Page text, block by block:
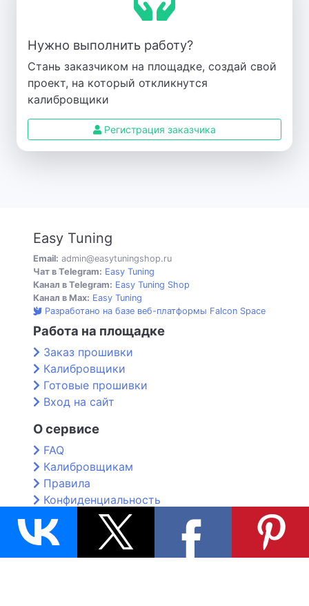
Нужно выполнить работу?
Стань заказчиком на площадке, создай свой
проект, на который откликнутся
калибровщики
Регистрация заказчика
Easy Tuning
Email: admin@easytuningshop.ru
Чат в Telegram: Easy Tuning
Канал в Telegram: Easy Tuning Shop
Канал в Max: Easy Tuning
Разработано на базе веб-платформы Falcon Space
Работа на площадке
Заказ прошивки
Калибровщики
Готовые прошивки
Вход на сайт
О сервисе
FAQ
Калибровщикам
Правила
Конфиденциальность
Контакты